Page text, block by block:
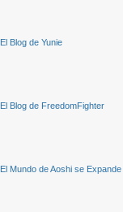
El Blog de Yunie
El Blog de FreedomFighter
El Mundo de Aoshi se Expande